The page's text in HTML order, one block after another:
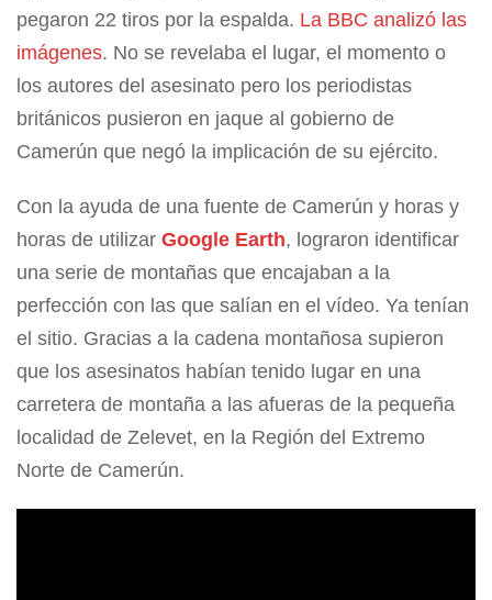
pegaron 22 tiros por la espalda. La BBC analizó las
imágenes. No se revelaba el lugar, el momento o
los autores del asesinato pero los periodistas
británicos pusieron en jaque al gobierno de
Camerún que negó la implicación de su ejército.
Con la ayuda de una fuente de Camerún y horas y
horas de utilizar Google Earth, lograron identificar
una serie de montañas que encajaban a la
perfección con las que salían en el vídeo. Ya tenían
el sitio. Gracias a la cadena montañosa supieron
que los asesinatos habían tenido lugar en una
carretera de montaña a las afueras de la pequeña
localidad de Zelevet, en la Región del Extremo
Norte de Camerún.